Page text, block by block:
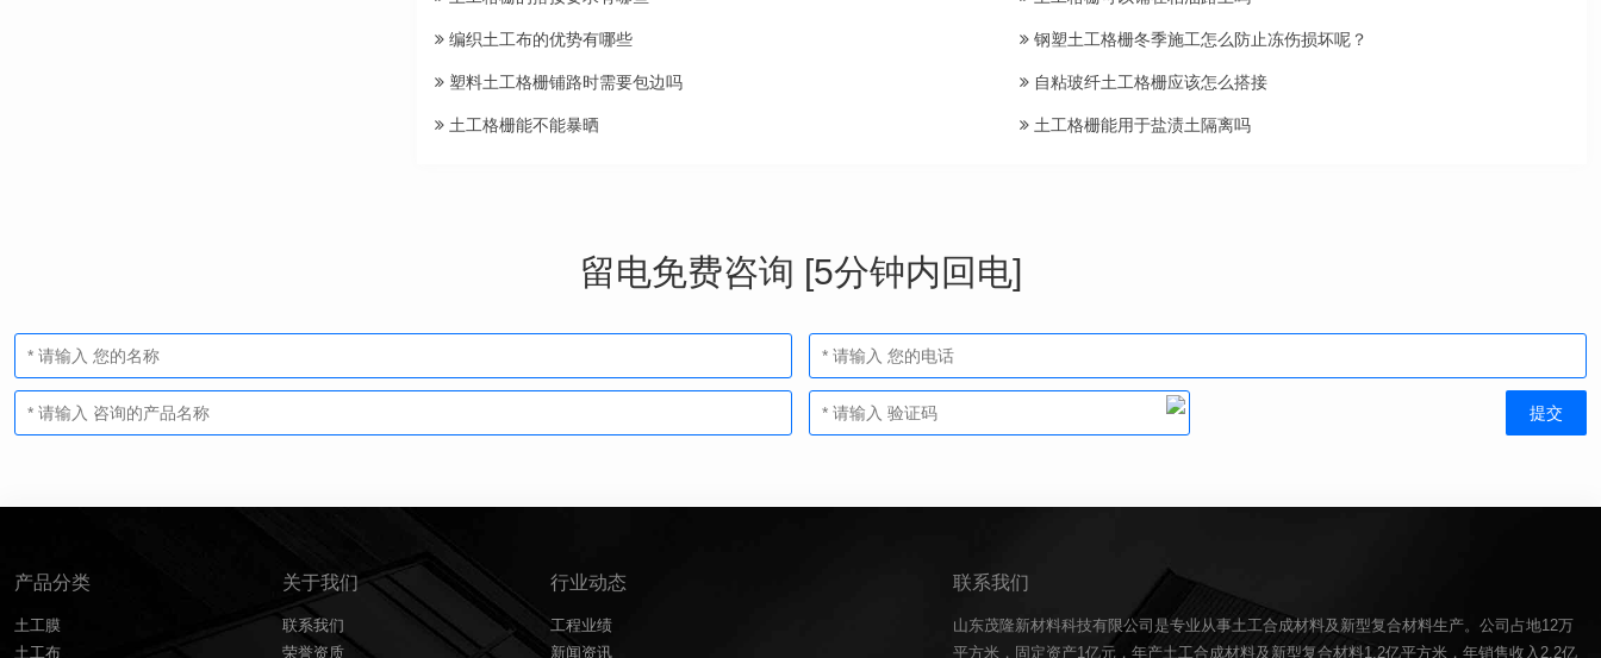
编织土工布的优势有哪些 钢塑土工格栅冬季施工怎么防止冻伤损坏呢？
塑料土工格栅铺路时需要包边吗 自粘玻纤土工格栅应该怎么搭接
土工格栅能不能暴晒 土工格栅能用于盐渍土隔离吗
留电免费咨询 [5分钟内回电]
产品分类
土工膜
土工布
关于我们
联系我们
荣誉资质
行业动态
工程业绩
新闻资讯
联系我们
山东茂隆新材料科技有限公司是专业从事土工合成材料及新型复合材料生产。公司占地12万
平方米，固定资产1亿元，年产土工合成材料及新型复合材料1.2亿平方米，年销售收入2.2亿